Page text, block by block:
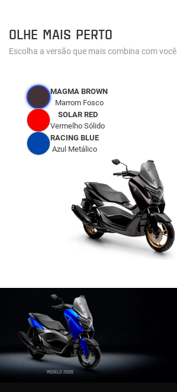
OLHE MAIS PERTO
Escolha a versão que mais combina com você
MAGMA BROWN
Marrom Fosco
SOLAR RED
Vermelho Sólido
RACING BLUE
Azul Metálico